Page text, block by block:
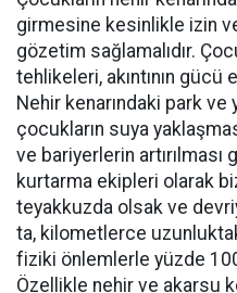
girmesine kesinlikle izin
gözetim sağlamalıdır.
tehlikeleri, akıntının gücü
Nehir kenarındaki park ve
çocukların suya
ve bariyerlerin
kurtarma ekipleri olarak
teyakkuzda olsak ve
ta, kilometlerce
fiziki önlemlerle yüzde
Özellikle nehir ve akarsu